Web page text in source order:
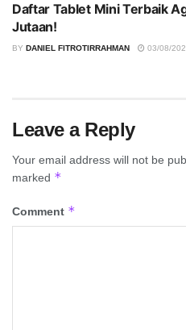
Daftar Tablet Mini Terbaik
Jutaan!
BY DANIEL FITROTIRRAHMAN 03/08/
Leave a Reply
Your email address will not be
marked *
Comment *